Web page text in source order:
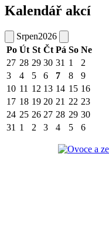
Kalendář akcí
Srpen2026
Po Út St Čt Pá So Ne
27 28 29 30 31 1
2
3
4 5 6 7 8
9
10 11 12 13 14 15 16
17 18 19 20 21 22 23
24 25 26 27 28 29 30
31 1 2 3 4 5 6